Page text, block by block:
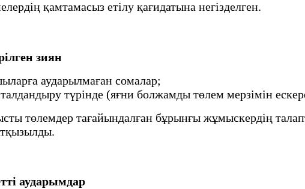
қамтамасыз етілу қағидатына негізделген.
зиян
аударылмаған сомалар;
түрінде (яғни болжамды төлем мерзімін
төлемдер тағайындалған бұрынғы жұмыскердің
аударымдар